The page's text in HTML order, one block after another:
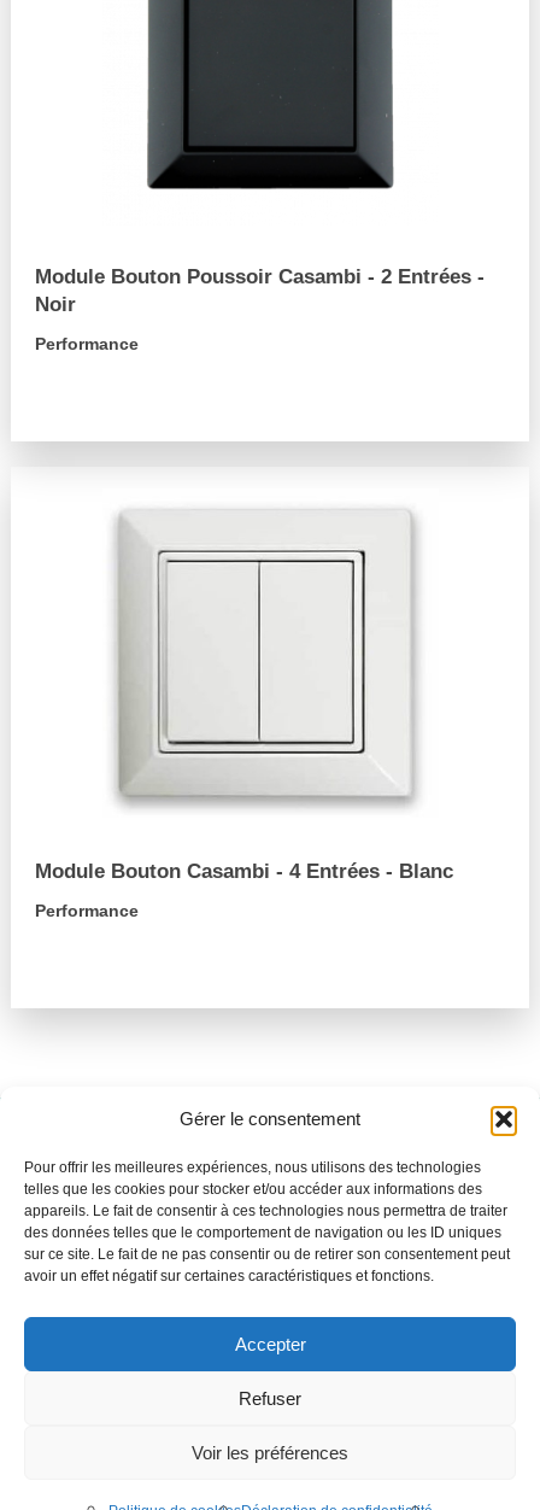
Gérer le consentement
Pour offrir les meilleures expériences, nous utilisons des technologies
telles que les cookies pour stocker et/ou accéder aux informations des
appareils. Le fait de consentir à ces technologies nous permettra de traiter
des données telles que le comportement de navigation ou les ID uniques
sur ce site. Le fait de ne pas consentir ou de retirer son consentement peut
avoir un effet négatif sur certaines caractéristiques et fonctions.
Accepter
Refuser
Voir les préférences
Module Bouton Poussoir Casambi - 2 Entrées -
Noir
Performance
Module Bouton Casambi - 4 Entrées - Blanc
Performance
Parlez-nous de votre projet
C'est parti
Speqtris Control est une marque de la société Stop LED
Mentions légales
Création de site internet :
Audouin Réalisations